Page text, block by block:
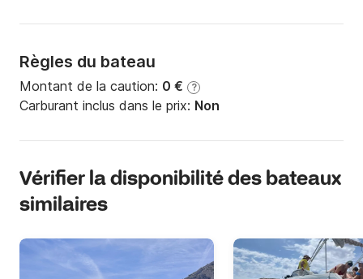
Règles du bateau
Montant de la caution: 0 € ?
Carburant inclus dans le prix: Non
Vérifier la disponibilité des bateaux
similaires